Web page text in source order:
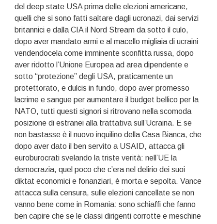
del deep state USA prima delle elezioni americane,
quelli che si sono fatti saltare dagli ucronazi, dai servizi
britannici e dalla CIA il Nord Stream da sotto il culo,
dopo aver mandato armi e al macello migliaia di ucraini
vendendocela come imminente sconfitta russa, dopo
aver ridotto l’Unione Europea ad area dipendente e
sotto “protezione” degli USA, praticamente un
protettorato, e dulcis in fundo, dopo aver promesso
lacrime e sangue per aumentare il budget bellico per la
NATO, tutti questi signori si ritrovano nella scomoda
posizione di estranei alla trattativa sull’Ucraina. E se
non bastasse è il nuovo inquilino della Casa Bianca, che
dopo aver dato il ben servito a USAID, attacca gli
euroburocrati svelando la triste verità: nell’UE la
democrazia, quel poco che c’era nel delirio dei suoi
diktat economici e fonanziari, è morta e sepolta. Vance
attacca sulla censura, sulle elezioni cancellate se non
vanno bene come in Romania: sono schiaffi che fanno
ben capire che se le classi dirigenti corrotte e meschine